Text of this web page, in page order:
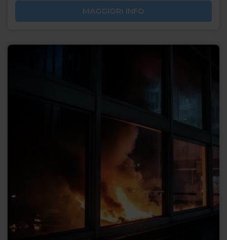
MAGGIORI INFO